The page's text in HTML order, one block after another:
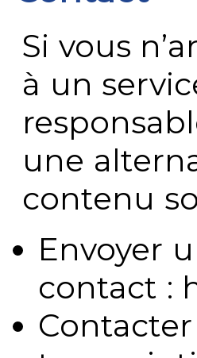
Si vous
à un
une
contenu
Envoyer
contact :